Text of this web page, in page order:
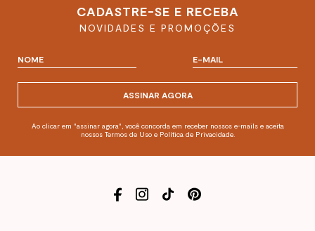
CADASTRE-SE E RECEBA
NOVIDADES E PROMOÇÕES
ASSINAR AGORA
Ao clicar em "assinar agora", você concorda em receber nossos e-mails e aceita
nossos Termos de Uso e Política de Privacidade.